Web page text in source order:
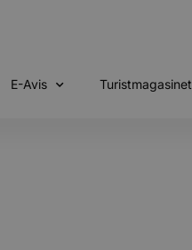
E-Avis Turistmagasinet